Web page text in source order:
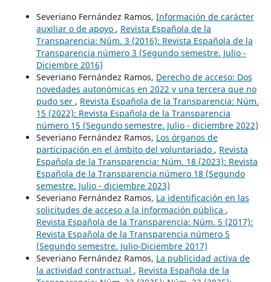
Severiano Fernández Ramos, Información de carácter
auxiliar o de apoyo , Revista Española de la
Transparencia: Núm. 3 (2016): Revista Española de la
Transparencia número 3 (Segundo semestre. Julio -
Diciembre 2016)
Severiano Fernández Ramos, Derecho de acceso: Dos
novedades autonómicas en 2022 y una tercera que no
pudo ser , Revista Española de la Transparencia: Núm.
15 (2022): Revista Española de la Transparencia
número 15 (Segundo semestre. Julio - diciembre 2022)
Severiano Fernández Ramos, Los órganos de
participación en el ámbito del voluntariado , Revista
Española de la Transparencia: Núm. 18 (2023): Revista
Española de la Transparencia número 18 (Segundo
semestre. Julio - diciembre 2023)
Severiano Fernández Ramos, La identificación en las
solicitudes de acceso a la información pública ,
Revista Española de la Transparencia: Núm. 5 (2017):
Revista Española de la Transparencia número 5
(Segundo semestre. Julio-Diciembre 2017)
Severiano Fernández Ramos, La publicidad activa de
la actividad contractual , Revista Española de la